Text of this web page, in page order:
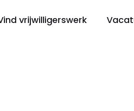
vrijwilligerswerk